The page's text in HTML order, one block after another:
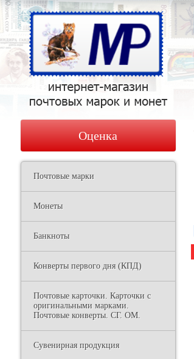
Оценка
Почтовые марки
Монеты
Банкноты
Конверты первого дня (КПД)
Почтовые карточки. Карточки с
оригинальными марками.
Почтовые конверты. СГ. ОМ.
Сувенирная продукция